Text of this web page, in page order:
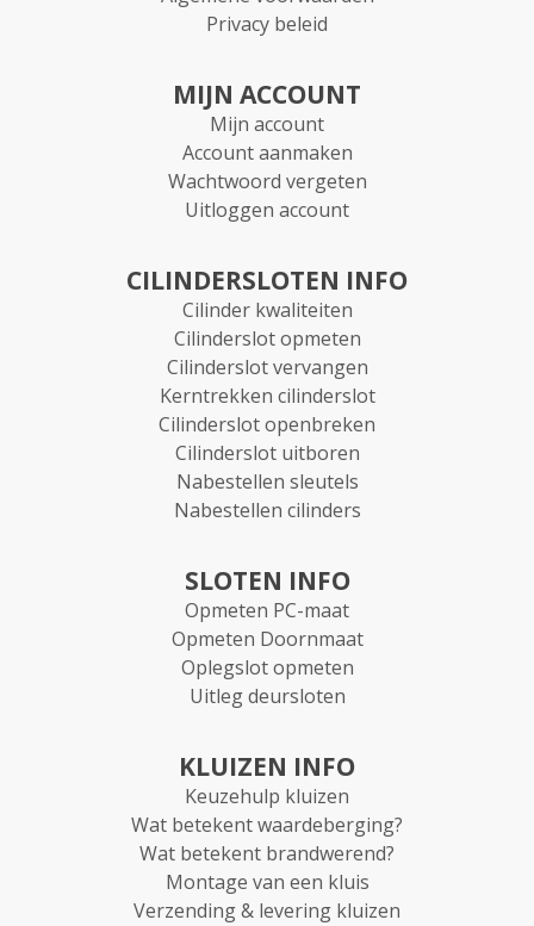
Privacy beleid
MIJN ACCOUNT
Mijn account
Account aanmaken
Wachtwoord vergeten
Uitloggen account
CILINDERSLOTEN INFO
Cilinder kwaliteiten
Cilinderslot opmeten
Cilinderslot vervangen
Kerntrekken cilinderslot
Cilinderslot openbreken
Cilinderslot uitboren
Nabestellen sleutels
Nabestellen cilinders
SLOTEN INFO
Opmeten PC-maat
Opmeten Doornmaat
Oplegslot opmeten
Uitleg deursloten
KLUIZEN INFO
Keuzehulp kluizen
Wat betekent waardeberging?
Wat betekent brandwerend?
Montage van een kluis
Verzending & levering kluizen